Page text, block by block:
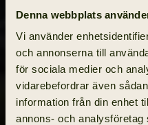
Denna webbplats
Vi använder
och annonserna till
för sociala medier och
vidarebefordrar även
information från din enhet
annons- och